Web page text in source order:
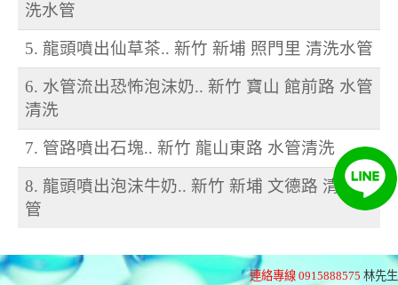
洗水管
5. 龍頭噴出仙草茶.. 新竹 新埔 照門里 清洗水管
6. 水管流出恐怖泡沫奶.. 新竹 寶山 館前路 水管
清洗
7. 管路噴出石塊.. 新竹 龍山東路 水管清洗
8. 龍頭噴出泡沫牛奶.. 新竹 新埔 文德路 清洗水
管
連絡專線 0915888575 林先生